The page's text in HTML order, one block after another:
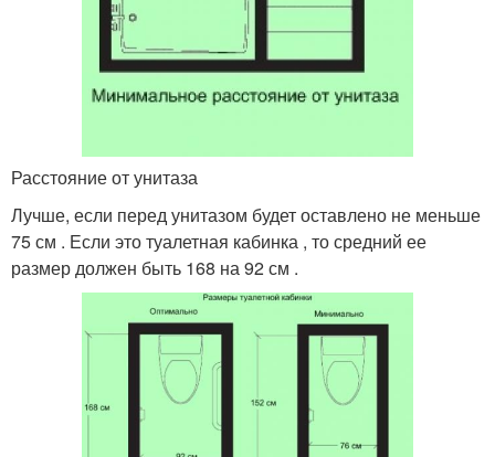
Расстояние от унитаза
Лучше, если перед унитазом будет оставлено не меньше
75 см . Если это туалетная кабинка , то средний ее
размер должен быть 168 на 92 см .